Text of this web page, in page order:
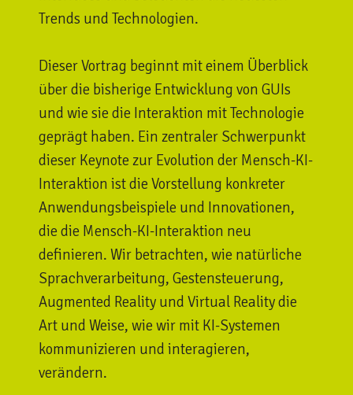
Trends und Technologien.
Dieser Vortrag beginnt mit einem Überblick
über die bisherige Entwicklung von GUIs
und wie sie die Interaktion mit Technologie
geprägt haben. Ein zentraler Schwerpunkt
dieser Keynote zur Evolution der Mensch-KI-
Interaktion ist die Vorstellung konkreter
Anwendungsbeispiele und Innovationen,
die die Mensch-KI-Interaktion neu
definieren. Wir betrachten, wie natürliche
Sprachverarbeitung, Gestensteuerung,
Augmented Reality und Virtual Reality die
Art und Weise, wie wir mit KI-Systemen
kommunizieren und interagieren,
verändern.